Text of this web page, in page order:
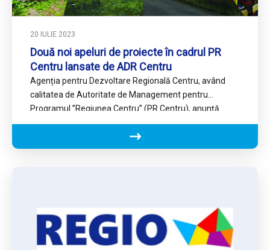
20 IULIE 2023
Două noi apeluri de proiecte în cadrul PR
Centru lansate de ADR Centru
Agenția pentru Dezvoltare Regională Centru, având
calitatea de Autoritate de Management pentru
Programul ”Regiunea Centru” (PR Centru), anunță
lansarea a încă două apeluri de proiecte…